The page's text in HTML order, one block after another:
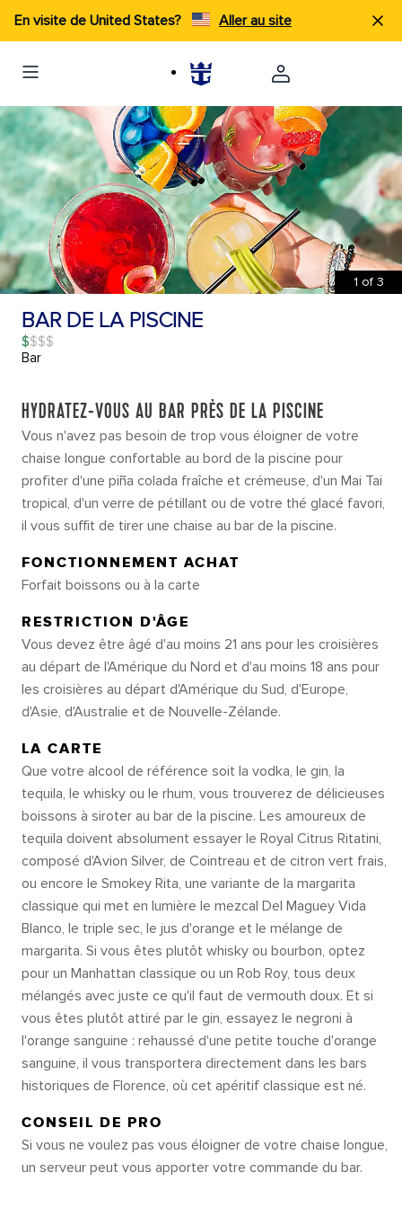
En visite de United States? Aller au site
1 of 3
BAR DE LA PISCINE
$
Bar
HYDRATEZ-VOUS AU BAR PRÈS DE LA PISCINE
Vous n'avez pas besoin de trop vous éloigner de votre
chaise longue confortable au bord de la piscine pour
profiter d'une piña colada fraîche et crémeuse, d'un Mai Tai
tropical, d'un verre de pétillant ou de votre thé glacé favori,
il vous suffit de tirer une chaise au bar de la piscine.
FONCTIONNEMENT ACHAT
Forfait boissons ou à la carte
RESTRICTION D'ÂGE
Vous devez être âgé d'au moins 21 ans pour les croisières
au départ de l'Amérique du Nord et d'au moins 18 ans pour
les croisières au départ d'Amérique du Sud, d'Europe,
d'Asie, d'Australie et de Nouvelle-Zélande.
LA CARTE
Que votre alcool de référence soit la vodka, le gin, la
tequila, le whisky ou le rhum, vous trouverez de délicieuses
boissons à siroter au bar de la piscine. Les amoureux de
tequila doivent absolument essayer le Royal Citrus Ritatini,
composé d'Avion Silver, de Cointreau et de citron vert frais,
ou encore le Smokey Rita, une variante de la margarita
classique qui met en lumière le mezcal Del Maguey Vida
Blanco, le triple sec, le jus d'orange et le mélange de
margarita. Si vous êtes plutôt whisky ou bourbon, optez
pour un Manhattan classique ou un Rob Roy, tous deux
mélangés avec juste ce qu'il faut de vermouth doux. Et si
vous êtes plutôt attiré par le gin, essayez le negroni à
l'orange sanguine : rehaussé d'une petite touche d'orange
sanguine, il vous transportera directement dans les bars
historiques de Florence, où cet apéritif classique est né.
CONSEIL DE PRO
Si vous ne voulez pas vous éloigner de votre chaise longue,
un serveur peut vous apporter votre commande du bar.